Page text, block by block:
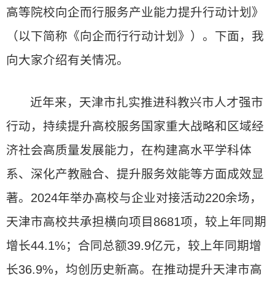
高等院校向企而行服务产业能力提升行动计划》
（以下简称《向企而行行动计划》）。下面，我
向大家介绍有关情况。
近年来，天津市扎实推进科教兴市人才强市
行动，持续提升高校服务国家重大战略和区域经
济社会高质量发展能力，在构建高水平学科体
系、深化产教融合、提升服务效能等方面成效显
著。2024年举办高校与企业对接活动220余场，
天津市高校共承担横向项目8681项，较上年同期
增长44.1%；合同总额39.9亿元，较上年同期增
长36.9%，均创历史新高。在推动提升天津市高